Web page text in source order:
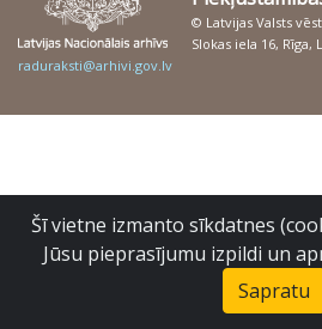
© Latvijas Valsts
Slokas iela 16, Rīga,
raduraksti@arhivi.gov.lv
Šī vietne izmanto sīkdatnes
Jūsu pieprasījumu izpildi un
Sapratu